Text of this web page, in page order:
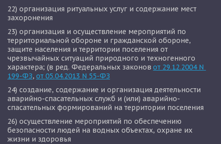
22) организация ритуальных услуг и содержание мест
захоронения
23) организация и осуществление мероприятий по
территориальной обороне и гражданской обороне,
защите населения и территории поселения от
чрезвычайных ситуаций природного и техногенного
характера; (в ред. Федеральных законов от 29.12.2004 N
199-ФЗ, от 05.04.2013 N 55-ФЗ
24) создание, содержание и организация деятельности
аварийно-спасательных служб и (или) аварийно-
спасательных формирований на территории поселения
26) осуществление мероприятий по обеспечению
безопасности людей на водных объектах, охране их
жизни и здоровья